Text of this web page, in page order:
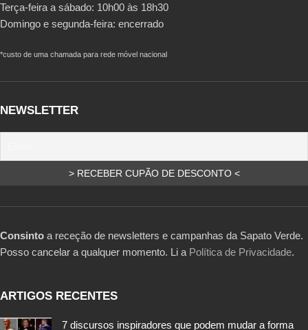
Terça-feira a sábado: 10h00 às 18h30
Domingo e segunda-feira: encerrado
*custo de uma chamada para rede móvel nacional
NEWSLETTER
Consinto a receção de newsletters e campanhas da Sapato Verde.
Posso cancelar a qualquer momento. Li a Política de Privacidade.
ARTIGOS RECENTES
7 discursos inspiradores que podem mudar a forma